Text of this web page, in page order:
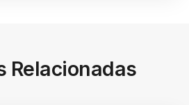
Relacionadas